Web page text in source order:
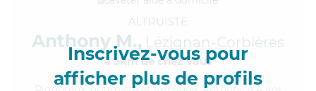
Inscrivez-vous pour
afficher plus de profils
ALTRUISTE
Anthony M., Lézignan-Corbières
à 5km de chez Vous